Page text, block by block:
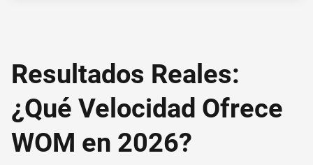
Resultados Reales:
¿Qué Velocidad Ofrece
WOM en 2026?